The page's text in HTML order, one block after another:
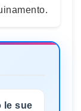
le sue